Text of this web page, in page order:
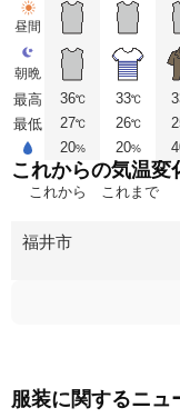
昼間
朝晩
最高
最低
36℃
27℃
20%
33℃
26℃
20%
これからの気温変
これから
これまで
福井市
服装に関するニュ